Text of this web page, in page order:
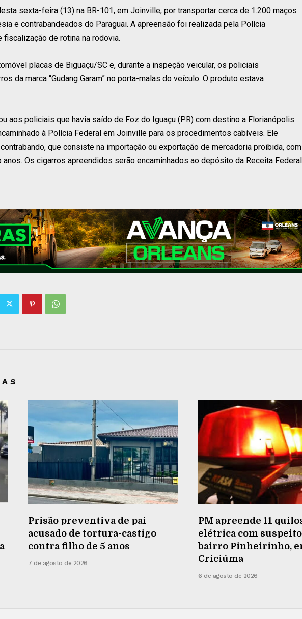
sexta-feira (13) na BR-101, em Joinville, por transportar cerca de 1.200 maços
e contrabandeados do Paraguai. A apreensão foi realizada pela Polícia
fiscalização de rotina na rodovia.
placas de Biguaçu/SC e, durante a inspeção veicular, os policiais
da marca “Gudang Garam” no porta-malas do veículo. O produto estava
aos policiais que havia saído de Foz do Iguaçu (PR) com destino a Florianópolis
à Polícia Federal em Joinville para os procedimentos cabíveis. Ele
que consiste na importação ou exportação de mercadoria proibida, com
Os cigarros apreendidos serão encaminhados ao depósito da Receita
Prisão preventiva de pai
acusado de tortura-castigo
contra filho de 5 anos
7 de agosto de 2026
PM apreende 11
elétrica com
bairro Pinheirinho,
Criciúma
6 de agosto de 2026